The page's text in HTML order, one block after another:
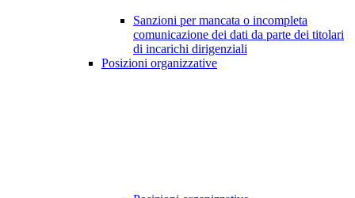
Sanzioni per mancata o incompleta
comunicazione dei dati da parte dei titolari
di incarichi dirigenziali
Posizioni organizzative